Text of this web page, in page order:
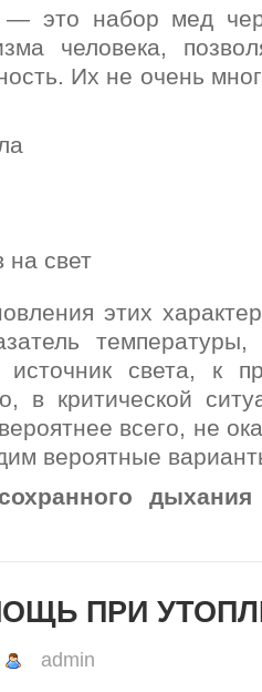
— это набор мед
человека,
Их не очень
на свет
этих
источник света, к
в критической
всего, не
вероятные
дыхания
ПРИ
admin